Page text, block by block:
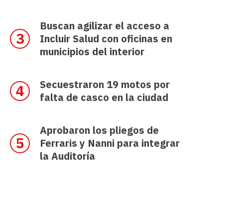
Buscan agilizar el acceso a
Incluir Salud con oficinas en
municipios del interior
Secuestraron 19 motos por
falta de casco en la ciudad
Aprobaron los pliegos de
Ferraris y Nanni para integrar
la Auditoría